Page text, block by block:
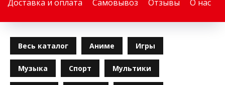
Доставка и оплата Самовывоз Отзывы О нас
Весь каталог Аниме Игры
Музыка Спорт Мультики